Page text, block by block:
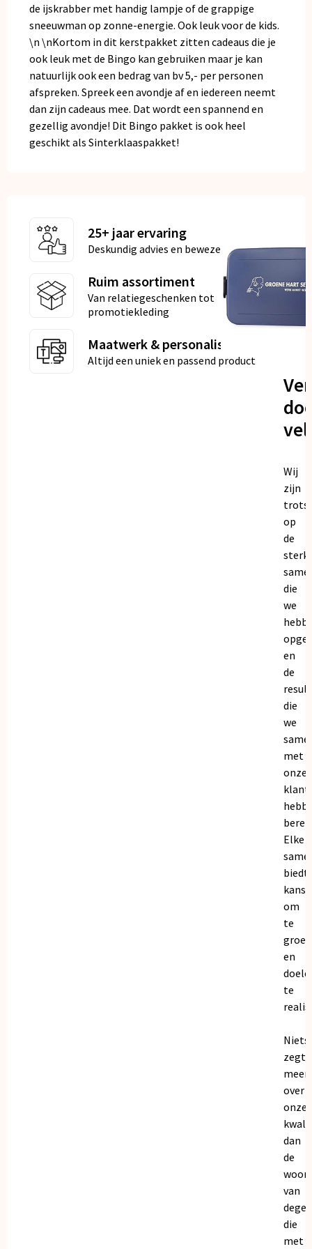
de ijskrabber met handig lampje of de grappige
sneeuwman op zonne-energie. Ook leuk voor de kids.
\n \nKortom in dit kerstpakket zitten cadeaus die je
ook leuk met de Bingo kan gebruiken maar je kan
natuurlijk ook een bedrag van bv 5,- per personen
afspreken. Spreek een avondje af en iedereen neemt
dan zijn cadeaus mee. Dat wordt een spannend en
gezellig avondje! Dit Bingo pakket is ook heel
geschikt als Sinterklaaspakket!
25+ jaar ervaring
Deskundig advies en bewezen kwaliteit
Ruim assortiment
Van relatiegeschenken tot
promotiekleding
Maatwerk & personalisatie
Altijd een uniek en passend product
Wij
zijn
trots
op
de
die
we
en
de
die
we
met
onze
Elke
biedt
om
te
en
te
Niets
zegt
meer
over
onze
dan
de
van
die
met